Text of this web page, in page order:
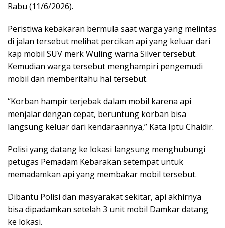
Rabu (11/6/2026).
Peristiwa kebakaran bermula saat warga yang melintas
di jalan tersebut melihat percikan api yang keluar dari
kap mobil SUV merk Wuling warna Silver tersebut.
Kemudian warga tersebut menghampiri pengemudi
mobil dan memberitahu hal tersebut.
“Korban hampir terjebak dalam mobil karena api
menjalar dengan cepat, beruntung korban bisa
langsung keluar dari kendaraannya,” Kata Iptu Chaidir.
Polisi yang datang ke lokasi langsung menghubungi
petugas Pemadam Kebarakan setempat untuk
memadamkan api yang membakar mobil tersebut.
Dibantu Polisi dan masyarakat sekitar, api akhirnya
bisa dipadamkan setelah 3 unit mobil Damkar datang
ke lokasi.